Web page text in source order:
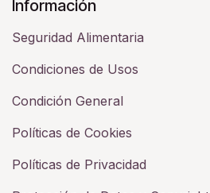
Información
Seguridad Alimentaria
Condiciones de Usos
Condición General
Políticas de Cookies
Políticas de Privacidad